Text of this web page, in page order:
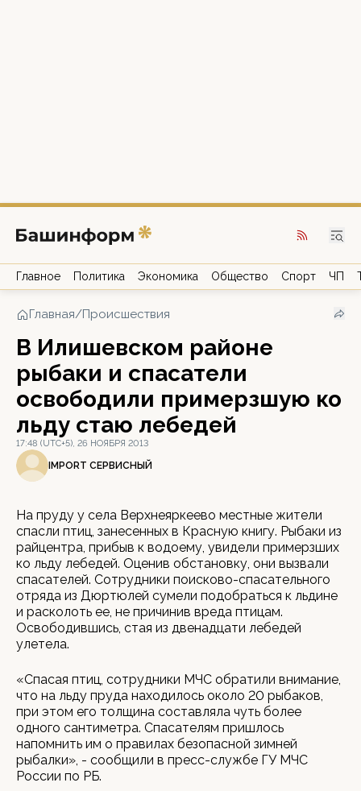
Главное Политика Экономика Общество Спорт ЧП
Главная/Происшествия
В Илишевском районе
рыбаки и спасатели
освободили примерзшую ко
льду стаю лебедей
17:48 (UTC+5), 26 НОЯБРЯ 2013
IMPORT СЕРВИСНЫЙ
На пруду у села Верхнеяркеево местные жители
спасли птиц, занесенных в Красную книгу. Рыбаки из
райцентра, прибыв к водоему, увидели примерзших
ко льду лебедей. Оценив обстановку, они вызвали
спасателей. Сотрудники поисково-спасательного
отряда из Дюртюлей сумели подобраться к льдине
и расколоть ее, не причинив вреда птицам.
Освободившись, стая из двенадцати лебедей
улетела.
«Спасая птиц, сотрудники МЧС обратили внимание,
что на льду пруда находилось около 20 рыбаков,
при этом его толщина составляла чуть более
одного сантиметра. Спасателям пришлось
напомнить им о правилах безопасной зимней
рыбалки», - сообщили в пресс-службе ГУ МЧС
России по РБ.